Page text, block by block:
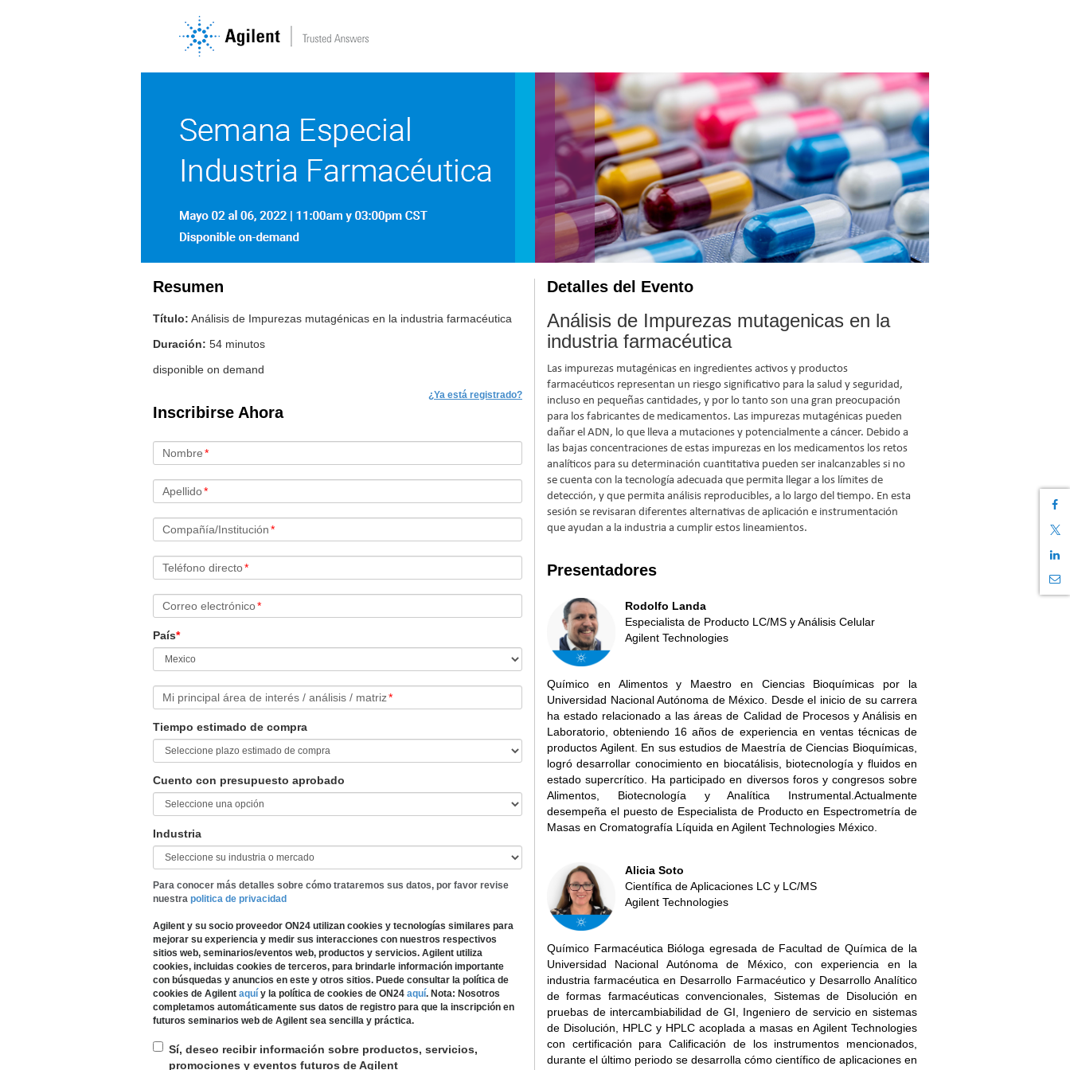
Resumen
Título: Análisis de Impurezas mutagénicas en la industria farmacéutica
Duración: 54 minutos
disponible on demand
Inscribirse Ahora
¿Ya está registrado?
Nombre*
Apellido*
Compañía/Institución*
Teléfono directo*
Correo electrónico*
País*
Mi principal área de interés / análisis / matriz*
Tiempo estimado de compra
Cuento con presupuesto aprobado
Industria
Para conocer más detalles sobre cómo trataremos sus datos, por favor revise
nuestra politica de privacidad
Agilent y su socio proveedor ON24 utilizan cookies y tecnologías similares para
mejorar su experiencia y medir sus interacciones con nuestros respectivos
sitios web, seminarios/eventos web, productos y servicios. Agilent utiliza
cookies, incluidas cookies de terceros, para brindarle información importante
con búsquedas y anuncios en este y otros sitios. Puede consultar la política de
cookies de Agilent aquí y la política de cookies de ON24 aquí. Nota: Nosotros
completamos automáticamente sus datos de registro para que la inscripción en
futuros seminarios web de Agilent sea sencilla y práctica.
Sí, deseo recibir información sobre productos, servicios,
promociones y eventos futuros de Agilent
Detalles del Evento
Análisis de Impurezas mutagenicas en la
industria farmacéutica
Las impurezas mutagénicas en ingredientes activos y productos
farmacéuticos representan un riesgo significativo para la salud y seguridad,
incluso en pequeñas cantidades, y por lo tanto son una gran preocupación
para los fabricantes de medicamentos. Las impurezas mutagénicas pueden
dañar el ADN, lo que lleva a mutaciones y potencialmente a cáncer. Debido a
las bajas concentraciones de estas impurezas en los medicamentos los retos
analíticos para su determinación cuantitativa pueden ser inalcanzables si no
se cuenta con la tecnología adecuada que permita llegar a los límites de
detección, y que permita análisis reproducibles, a lo largo del tiempo. En esta
sesión se revisaran diferentes alternativas de aplicación e instrumentación
que ayudan a la industria a cumplir estos lineamientos.
Presentadores
Rodolfo Landa
Especialista de Producto LC/MS y Análisis Celular
Agilent Technologies
Químico en Alimentos y Maestro en Ciencias Bioquímicas por la
Universidad Nacional Autónoma de México. Desde el inicio de su carrera
ha estado relacionado a las áreas de Calidad de Procesos y Análisis en
Laboratorio, obteniendo 16 años de experiencia en ventas técnicas de
productos Agilent. En sus estudios de Maestría de Ciencias Bioquímicas,
logró desarrollar conocimiento en biocatálisis, biotecnología y fluidos en
estado supercrítico. Ha participado en diversos foros y congresos sobre
Alimentos, Biotecnología y Analítica Instrumental.Actualmente
desempeña el puesto de Especialista de Producto en Espectrometría de
Masas en Cromatografía Líquida en Agilent Technologies México.
Alicia Soto
Científica de Aplicaciones LC y LC/MS
Agilent Technologies
Químico Farmacéutica Bióloga egresada de Facultad de Química de la
Universidad Nacional Autónoma de México, con experiencia en la
industria farmacéutica en Desarrollo Farmacéutico y Desarrollo Analítico
de formas farmacéuticas convencionales, Sistemas de Disolución en
pruebas de intercambiabilidad de GI, Ingeniero de servicio en sistemas
de Disolución, HPLC y HPLC acoplada a masas en Agilent Technologies
con certificación para Calificación de los instrumentos mencionados,
durante el último periodo se desarrolla cómo científico de aplicaciones en